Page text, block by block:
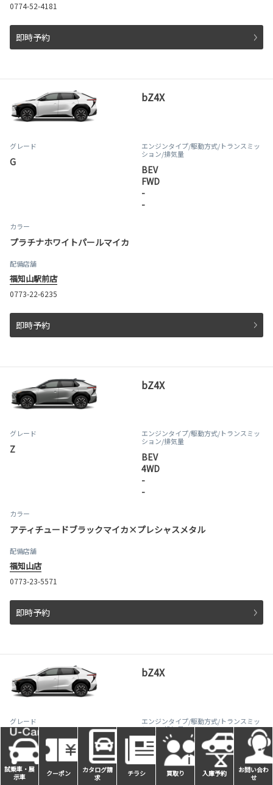
0774-52-4181
即時予約
bZ4X
グレード
G
エンジンタイプ/駆動方式/トランスミッ
ション/排気量
BEV
FWD
-
-
カラー
プラチナホワイトパールマイカ
配備店舗
福知山駅前店
0773-22-6235
即時予約
bZ4X
グレード
Z
エンジンタイプ/駆動方式/トランスミッ
ション/排気量
BEV
4WD
-
-
カラー
アティチュードブラックマイカ×プレシャスメタル
配備店舗
福知山店
0773-23-5571
即時予約
bZ4X
グレード
G
エンジンタイプ/駆動方式/トランスミッ
ション/排気量
BEV
FWD
-
-
試乗車・展
示車
クーポン
カタログ請
求
チラシ 買取り 入庫予約
お問い合わ
せ
試乗車・展
示車
クーポン
カタログ請
求
チラシ 買取り 入庫予約
お問い合わ
せ